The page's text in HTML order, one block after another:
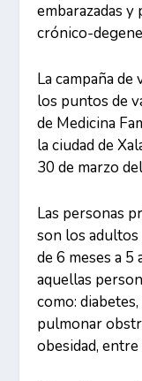
embarazadas
crónico-
La campaña
los puntos de
de Medicina
la ciudad de
30 de marzo
Las personas
son los adultos
de 6 meses a 5
aquellas
como:
pulmonar
obesidad, entre